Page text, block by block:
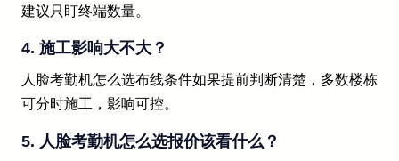
建议只盯终端数量。
4. 施工影响大不大？
人脸考勤机怎么选布线条件如果提前判断清楚，多数楼栋
可分时施工，影响可控。
5. 人脸考勤机怎么选报价该看什么？